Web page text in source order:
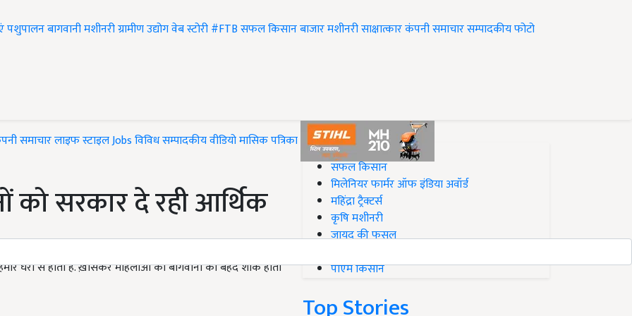
पशुपालनबागवानीमशीनरीग्रामीण उद्योगवेब स्टोरी#FTBसफल किसानबाजारमशीनरीसाक्षात्कारकंपनी समाचारसम्पादकीयफोटो
समाचारलाइफ स्टाइलJobsविविधसम्पादकीयवीडियोमासिक पत्रिका
को सरकार दे रही आर्थिक
घरों से होती है. ख़ासकर महिलाओं को बागवानी का बेहद शौक होता
#Top on Krishi Jagran
सफल किसान
मिलेनियर फार्मर ऑफ इंडिया अवॉर्ड
महिंद्रा ट्रैक्टर्स
कृषि मशीनरी
जायद की फसल
पीएम किसान
Top Stories